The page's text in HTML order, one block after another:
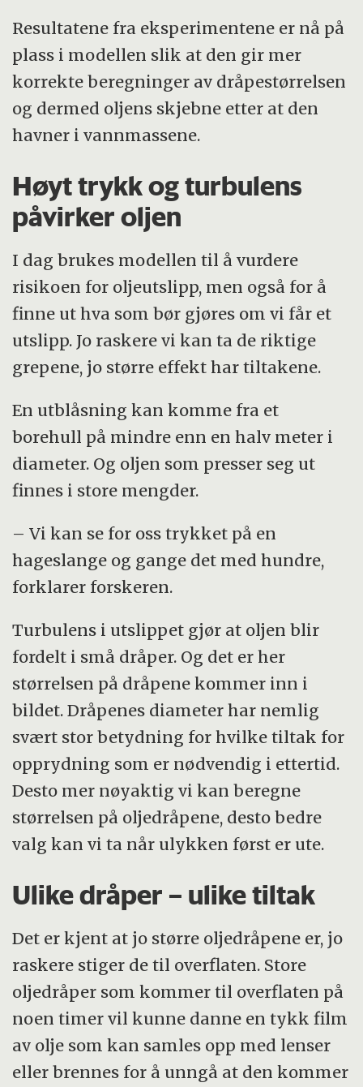
Resultatene fra eksperimentene er nå på
plass i modellen slik at den gir mer
korrekte beregninger av dråpestørrelsen
og dermed oljens skjebne etter at den
havner i vannmassene.
Høyt trykk og turbulens
påvirker oljen
I dag brukes modellen til å vurdere
risikoen for oljeutslipp, men også for å
finne ut hva som bør gjøres om vi får et
utslipp. Jo raskere vi kan ta de riktige
grepene, jo større effekt har tiltakene.
En utblåsning kan komme fra et
borehull på mindre enn en halv meter i
diameter. Og oljen som presser seg ut
finnes i store mengder.
– Vi kan se for oss trykket på en
hageslange og gange det med hundre,
forklarer forskeren.
Turbulens i utslippet gjør at oljen blir
fordelt i små dråper. Og det er her
størrelsen på dråpene kommer inn i
bildet. Dråpenes diameter har nemlig
svært stor betydning for hvilke tiltak for
opprydning som er nødvendig i ettertid.
Desto mer nøyaktig vi kan beregne
størrelsen på oljedråpene, desto bedre
valg kan vi ta når ulykken først er ute.
Ulike dråper – ulike tiltak
Det er kjent at jo større oljedråpene er, jo
raskere stiger de til overflaten. Store
oljedråper som kommer til overflaten på
noen timer vil kunne danne en tykk film
av olje som kan samles opp med lenser
eller brennes for å unngå at den kommer